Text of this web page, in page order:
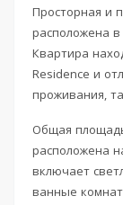
Просторная и
расположена
Квартира
Residence и
проживания,
Общая
расположена
включает
ванные